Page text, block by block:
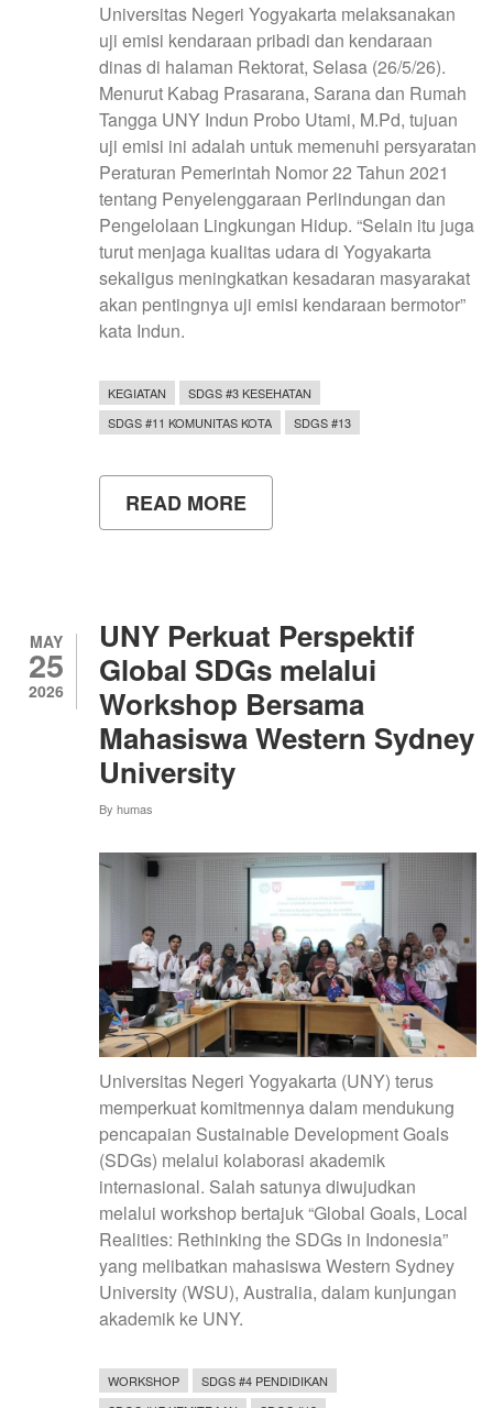
Universitas Negeri Yogyakarta melaksanakan
uji emisi kendaraan pribadi dan kendaraan
dinas di halaman Rektorat, Selasa (26/5/26).
Menurut Kabag Prasarana, Sarana dan Rumah
Tangga UNY Indun Probo Utami, M.Pd, tujuan
uji emisi ini adalah untuk memenuhi persyaratan
Peraturan Pemerintah Nomor 22 Tahun 2021
tentang Penyelenggaraan Perlindungan dan
Pengelolaan Lingkungan Hidup. “Selain itu juga
turut menjaga kualitas udara di Yogyakarta
sekaligus meningkatkan kesadaran masyarakat
akan pentingnya uji emisi kendaraan bermotor”
kata Indun.
KEGIATAN
SDGS #3 KESEHATAN
SDGS #11 KOMUNITAS KOTA
SDGS #13
READ MORE
KURANGI
UJI
EMISI
KENDARAAN
BERMOTOR
MAY
25
2026
UNY Perkuat Perspektif
Global SDGs melalui
Workshop Bersama
Mahasiswa Western Sydney
University
By humas
Universitas Negeri Yogyakarta (UNY) terus
memperkuat komitmennya dalam mendukung
pencapaian Sustainable Development Goals
(SDGs) melalui kolaborasi akademik
internasional. Salah satunya diwujudkan
melalui workshop bertajuk “Global Goals, Local
Realities: Rethinking the SDGs in Indonesia”
yang melibatkan mahasiswa Western Sydney
University (WSU), Australia, dalam kunjungan
akademik ke UNY.
WORKSHOP
SDGS #4 PENDIDIKAN